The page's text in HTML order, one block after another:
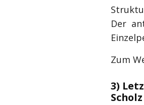
Der
Zum
3)